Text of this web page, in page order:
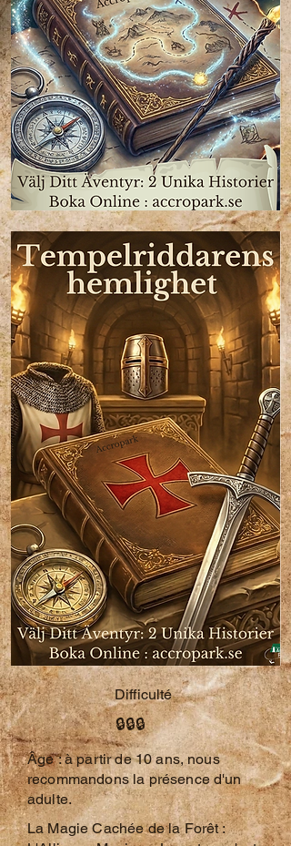
Difficulté
🔒🔒🔒
​Âge : à partir de 10 ans, nous
recommandons la présence d'un
adulte.
La Magie Cachée de la Forêt :